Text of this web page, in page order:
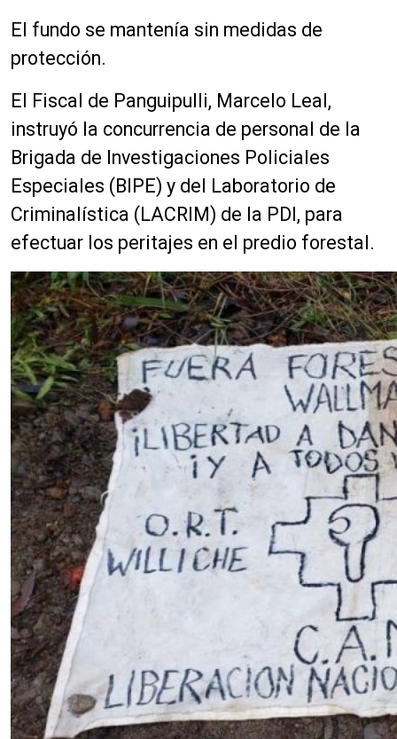
o
d
e
a
u
d
i
o
El fundo se mantenía sin medidas de
protección.
El Fiscal de Panguipulli, Marcelo Leal,
instruyó la concurrencia de personal de la
Brigada de Investigaciones Policiales
Especiales (BIPE) y del Laboratorio de
Criminalística (LACRIM) de la PDI, para
efectuar los peritajes en el predio forestal.